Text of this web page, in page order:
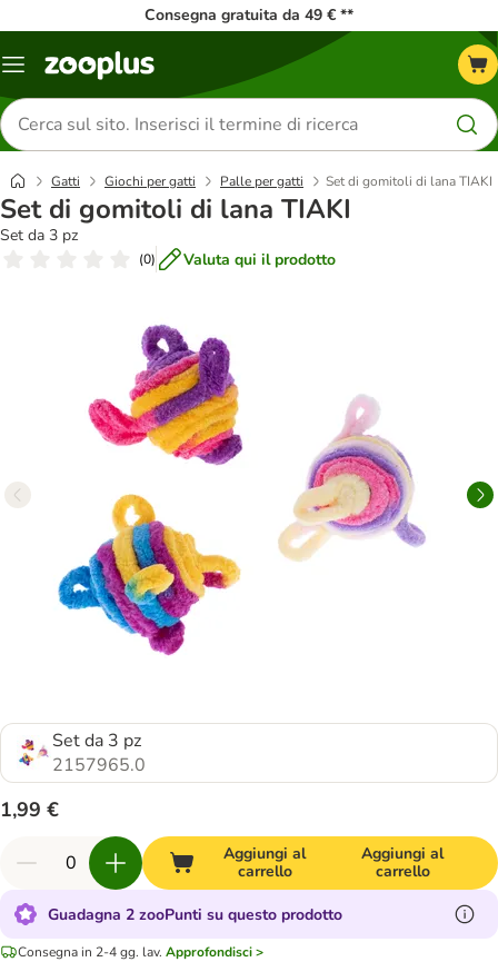
Consegna gratuita da 49 € **
Overview
Cerca
prodotti
Gatti Giochi per gatti Palle per gatti Set di gomitoli di lana TIAKI
Set di gomitoli di lana TIAKI
Set da 3 pz
(0) Valuta qui il prodotto
Set da 3 pz
2157965.0
1,99 €
Aggiungi al
carrello
Aggiungi al
carrello
Guadagna 2 zooPunti su questo prodotto
Consegna in 2-4 gg. lav. Approfondisci >